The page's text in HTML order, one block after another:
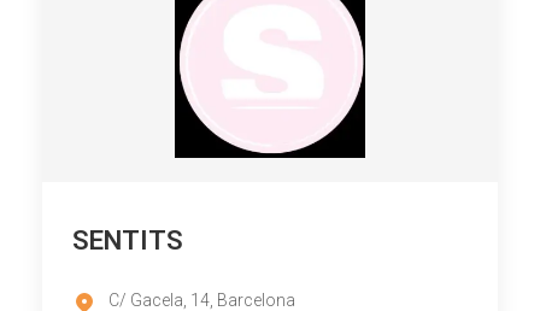
SENTITS
C/ Gacela, 14, Barcelona